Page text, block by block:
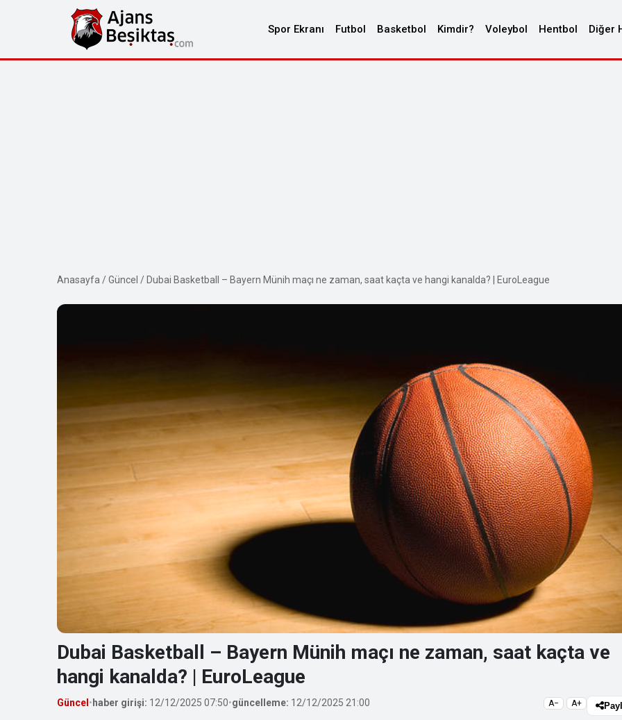
Spor Ekranı Futbol Basketbol Kimdir? Voleybol Hentbol Diğer
Anasayfa /Güncel / Dubai Basketball – Bayern Münih maçı ne zaman, saat kaçta ve hangi kanalda? | EuroLeague
Dubai Basketball – Bayern Münih maçı ne zaman, saat kaçta ve
hangi kanalda? | EuroLeague
Güncel • haber girişi: 12/12/2025 07:50•güncelleme: 12/12/2025 21:00 A− A+